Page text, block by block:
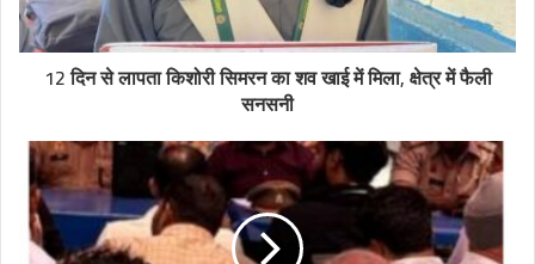
12 दिन से लापता किशोरी सिमरन का शव खाई में मिला, क्षेत्र में फैली
सनसनी